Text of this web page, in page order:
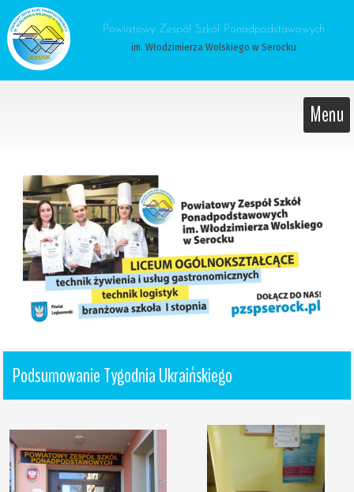
Powiatowy Zespół Szkół Ponadpodstawowych
im. Włodzimierza Wolskiego w Serocku
Menu
Podsumowanie Tygodnia Ukraińskiego